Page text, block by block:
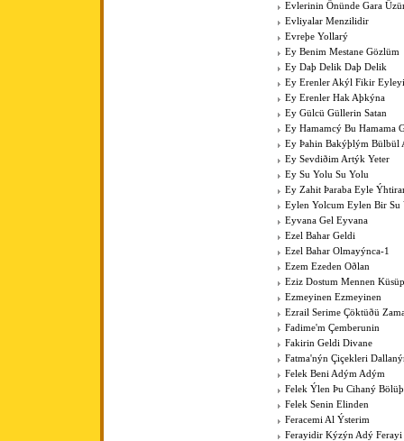
Evlerinin Önünde Gara
Evliyalar Menzilidir
Evreþe Yollarý
Ey Benim Mestane Gözlüm
Ey Daþ Delik Daþ Delik
Ey Erenler Akýl Fikir
Ey Erenler Hak Aþkýna
Ey Gülcü Güllerin Satan
Ey Hamamcý Bu Hamama
Ey Þahin Bakýþlým Bülbül
Ey Sevdiðim Artýk Yeter
Ey Su Yolu Su Yolu
Ey Zahit Þaraba Eyle
Eylen Yolcum Eylen Bir Su
Eyvana Gel Eyvana
Ezel Bahar Geldi
Ezel Bahar Olmayýnca-1
Ezem Ezeden Oðlan
Eziz Dostum Mennen
Ezmeyinen Ezmeyinen
Ezrail Serime Çöktüðü
Fadime'm Çemberunin
Fakirin Geldi Divane
Fatma'nýn Çiçekleri
Felek Beni Adým Adým
Felek Ýlen Þu Cihaný
Felek Senin Elinden
Feracemi Al Ýsterim
Ferayidir Kýzýn Adý Ferayi